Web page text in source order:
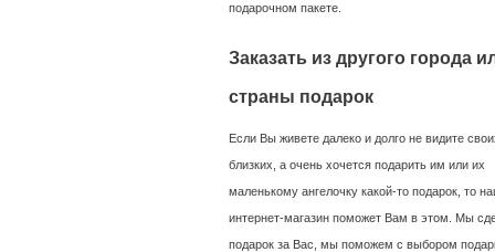
подарочном пакете.
Заказать из другого города
страны подарок
Если Вы живете далеко и долго не видите
близких, а очень хочется подарить им или их
маленькому ангелочку какой-то подарок, то
интернет-магазин поможет Вам в этом. Мы
подарок за Вас, мы поможем с выбором